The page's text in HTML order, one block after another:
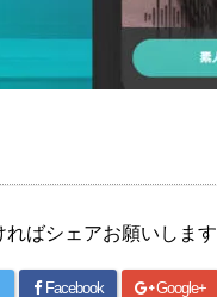
ればシェアお願いします
Facebook Google+